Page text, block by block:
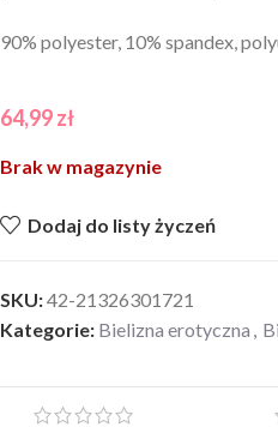
90% polyester, 10% spandex,
64,99zł
Brak w magazynie
Dodaj do listy życzeń
SKU:42-21326301721
Kategorie: Bielizna erotyczna ,